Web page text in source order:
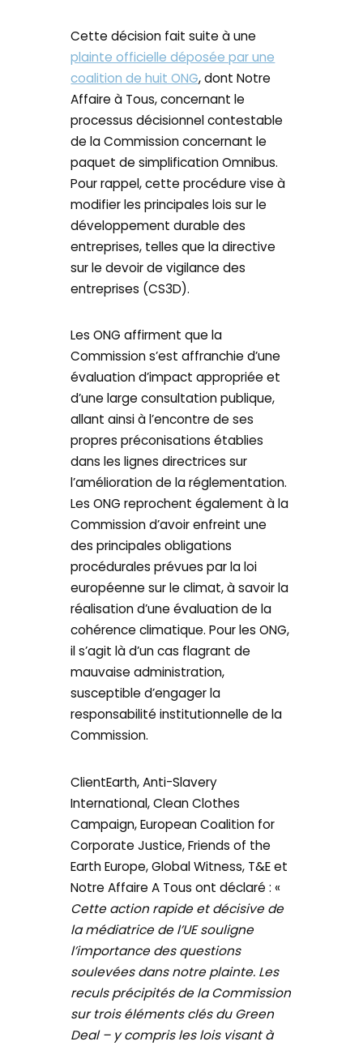
Cette décision fait suite à une
plainte officielle déposée par une
coalition de huit ONG, dont Notre
Affaire à Tous, concernant le
processus décisionnel contestable
de la Commission concernant le
paquet de simplification Omnibus.
Pour rappel, cette procédure vise à
modifier les principales lois sur le
développement durable des
entreprises, telles que la directive
sur le devoir de vigilance des
entreprises (CS3D).
Les ONG affirment que la
Commission s’est affranchie d’une
évaluation d’impact appropriée et
d’une large consultation publique,
allant ainsi à l’encontre de ses
propres préconisations établies
dans les lignes directrices sur
l’amélioration de la réglementation.
Les ONG reprochent également à la
Commission d’avoir enfreint une
des principales obligations
procédurales prévues par la loi
européenne sur le climat, à savoir la
réalisation d’une évaluation de la
cohérence climatique. Pour les ONG,
il s’agit là d’un cas flagrant de
mauvaise administration,
susceptible d’engager la
responsabilité institutionnelle de la
Commission.
ClientEarth, Anti-Slavery
International, Clean Clothes
Campaign, European Coalition for
Corporate Justice, Friends of the
Earth Europe, Global Witness, T&E et
Notre Affaire A Tous ont déclaré : «
Cette action rapide et décisive de
la médiatrice de l’UE souligne
l’importance des questions
soulevées dans notre plainte. Les
reculs précipités de la Commission
sur trois éléments clés du Green
Deal – y compris les lois visant à